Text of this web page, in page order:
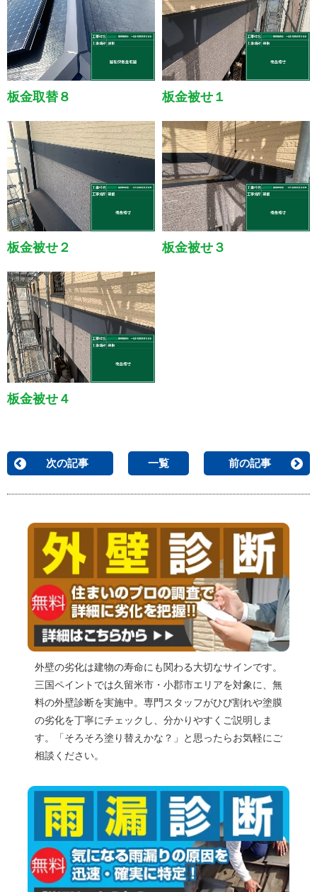
板金取替８ 板金被せ１
板金被せ２ 板金被せ３
板金被せ４
次の記事 一覧 前の記事
外壁の劣化は建物の寿命にも関わる大切なサインです。
三国ペイントでは久留米市・小郡市エリアを対象に、無
料の外壁診断を実施中。専門スタッフがひび割れや塗膜
の劣化を丁寧にチェックし、分かりやすくご説明しま
す。「そろそろ塗り替えかな？」と思ったらお気軽にご
相談ください。